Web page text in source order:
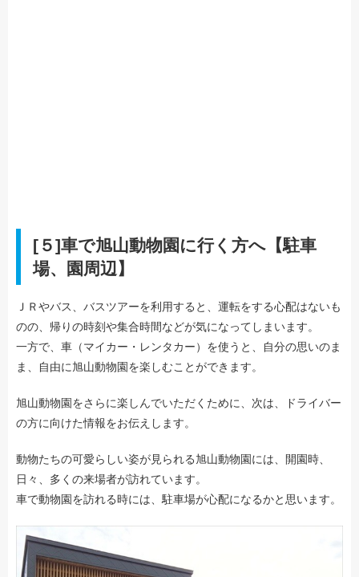
[５]車で旭山動物園に行く方へ【駐車
場、園周辺】
ＪＲやバス、バスツアーを利用すると、運転をする心配はないも
のの、帰りの時刻や集合時間などが気になってしまいます。
一方で、車（マイカー・レンタカー）を使うと、自分の思いのま
ま、自由に旭山動物園を楽しむことができます。
旭山動物園をさらに楽しんでいただくために、次は、ドライバー
の方に向けた情報をお伝えします。
動物たちの可愛らしい姿が見られる旭山動物園には、開園時、
日々、多くの来場者が訪れています。
車で動物園を訪れる時には、駐車場が心配になるかと思います。